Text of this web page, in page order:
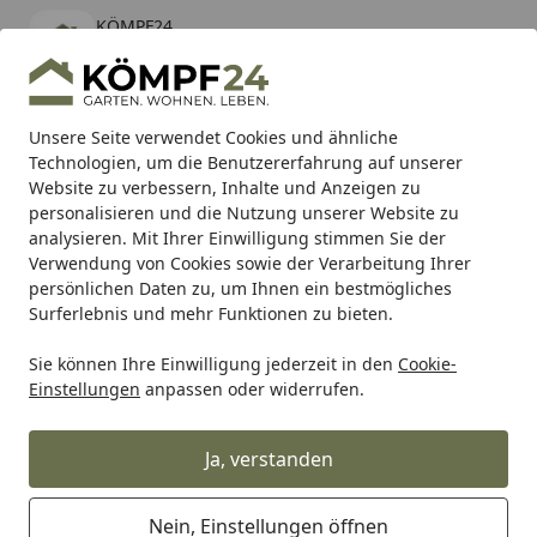
Unsere Seite verwendet Cookies und ähnliche
Technologien, um die Benutzererfahrung auf unserer
Website zu verbessern, Inhalte und Anzeigen zu
personalisieren und die Nutzung unserer Website zu
analysieren. Mit Ihrer Einwilligung stimmen Sie der
Verwendung von Cookies sowie der Verarbeitung Ihrer
persönlichen Daten zu, um Ihnen ein bestmögliches
Surferlebnis und mehr Funktionen zu bieten.
Sie können Ihre Einwilligung jederzeit in den Cookie-
Einstellungen anpassen oder widerrufen.
Ja, verstanden
Nein, Einstellungen öffnen
KÖMPF24
kostenlos - Im App Store
Hotline
Alle Produkte
Mein Konto
Suchen
Karibu Pools inkl. gratis Sandfilteranlage & Pool-
Starterset (Gesamtwert bis 468,99€)
Startseite
Hartje Hartje Fahrradteile Hartje Tretlager für Fahrräder
Stronglight Kugelring 41,8 x 30,2 x